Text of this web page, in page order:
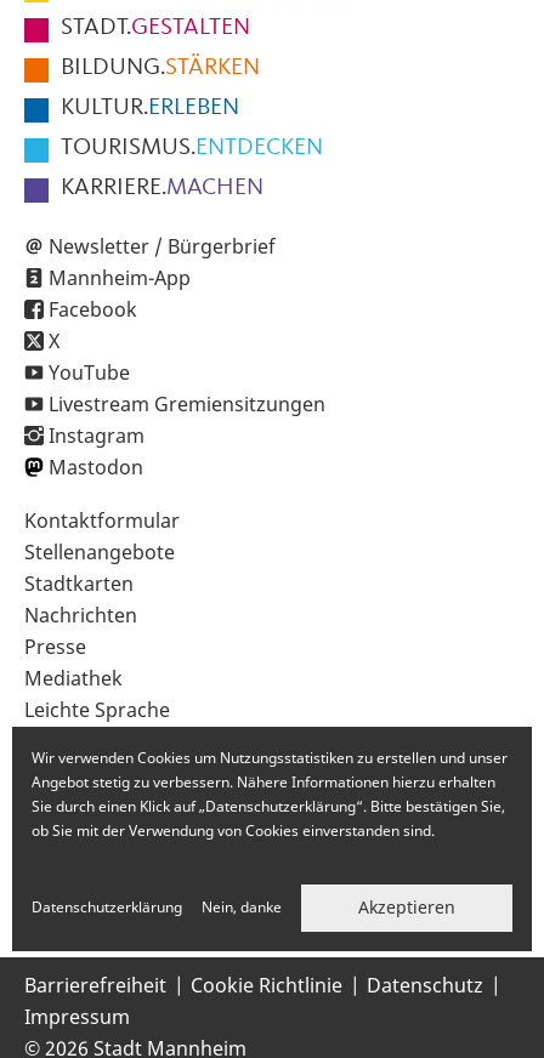
Fußbereich
der
Seite
STADT.GESTALTEN
BILDUNG.STÄRKEN
KULTUR.ERLEBEN
TOURISMUS.ENTDECKEN
KARRIERE.MACHEN
Newsletter / Bürgerbrief
Mannheim-App
Facebook
X
YouTube
Livestream Gremiensitzungen
Instagram
Mastodon
Sekundärnavigation
im
Fußbereich
Kontaktformular
Stellenangebote
Stadtkarten
Nachrichten
Presse
Mediathek
Leichte Sprache
Barrierefreiheit Cookie Richtlinie
Datenschutz
Impressum
© 2026 Stadt Mannheim
Wir verwenden Cookies um Nutzungsstatistiken zu erstellen und unser
Angebot stetig zu verbessern. Nähere Informationen hierzu erhalten
Sie durch einen Klick auf „Datenschutzerklärung“. Bitte bestätigen Sie,
ob Sie mit der Verwendung von Cookies einverstanden sind.
Datenschutzerklärung Nein, danke Akzeptieren